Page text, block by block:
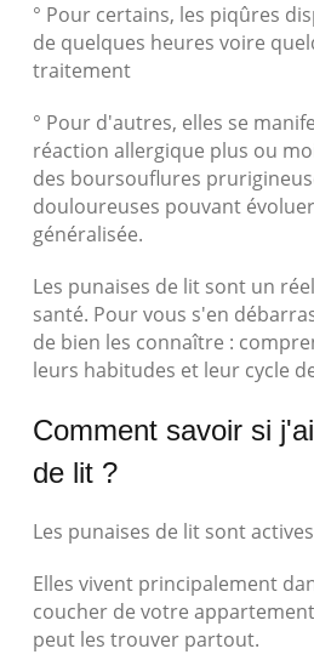
° Pour certains, les piqûres
de quelques heures voire
traitement
° Pour d'autres, elles se
réaction allergique plus ou
des boursouflures
douloureuses pouvant
généralisée.
Les punaises de lit sont un
santé. Pour vous s'en
de bien les connaître :
leurs habitudes et leur cycle
Comment savoir si
de lit ?
Les punaises de lit sont
Elles vivent principalement
coucher de votre
peut les trouver partout.